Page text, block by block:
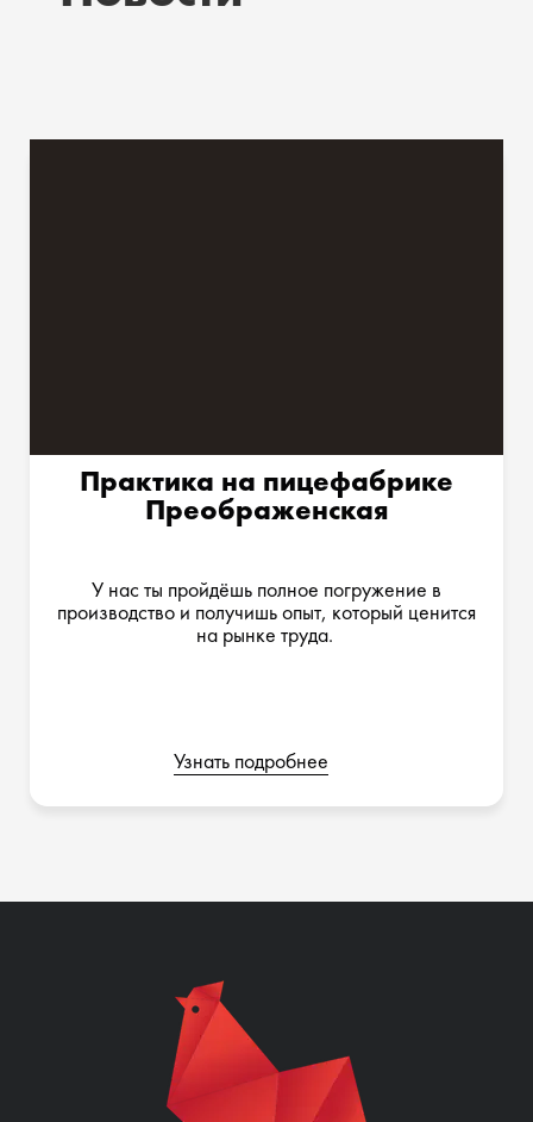
Практика на пицефабрике
Преображенская
У нас ты пройдёшь полное погружение в
производство и получишь опыт, который ценится
на рынке труда.
Узнать подробнее